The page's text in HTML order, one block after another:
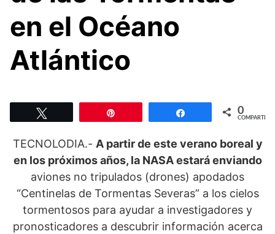
en el Océano
Atlántico
Compartir 0
COMPARTIR
TECNOLODIA.- A partir de este verano boreal y
en los próximos años, la NASA estará enviando
aviones no tripulados (drones) apodados
“Centinelas de Tormentas Severas” a los cielos
tormentosos para ayudar a investigadores y
pronosticadores a descubrir información acerca